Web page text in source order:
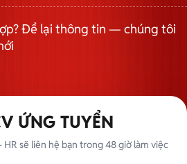
Để lại thông tin — chúng tôi
ỨNG TUYỂN
sẽ liên hệ bạn trong 48 giờ làm việc